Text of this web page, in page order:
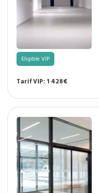
Eligible VIP
Tarif VIP: 1 428€